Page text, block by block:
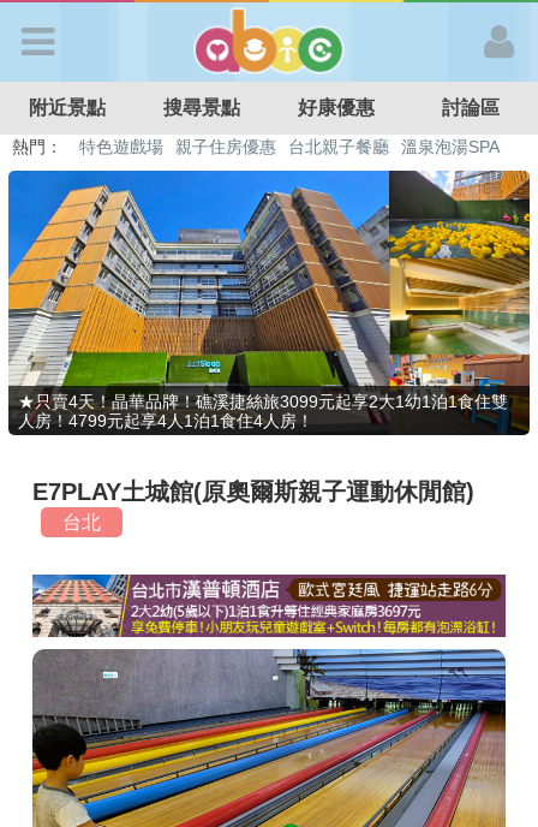
APP登入
首 頁
搜尋景點
好康優惠
最新消息
最新留言
商家合作
推薦景點
討論區
聯絡我們
附近景點 搜尋景點 好康優惠 討論區
熱門： 溜滑梯民宿 觀光工廠 DIY摘果
日本親子景點
特色遊戲場
親子住房優惠 台北親子餐廳 溫泉泡湯SPA
★只賣4天！晶華品牌！礁溪捷絲旅3099元起享2大1幼1泊1食住雙
人房！4799元起享4人1泊1食住4人房！
E7PLAY土城館(原奧爾斯親子運動休閒館)
台北